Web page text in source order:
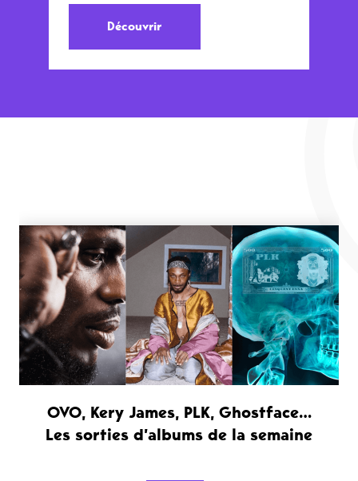
Découvrir
OVO, Kery James, PLK, Ghostface…
Les sorties d’albums de la semaine